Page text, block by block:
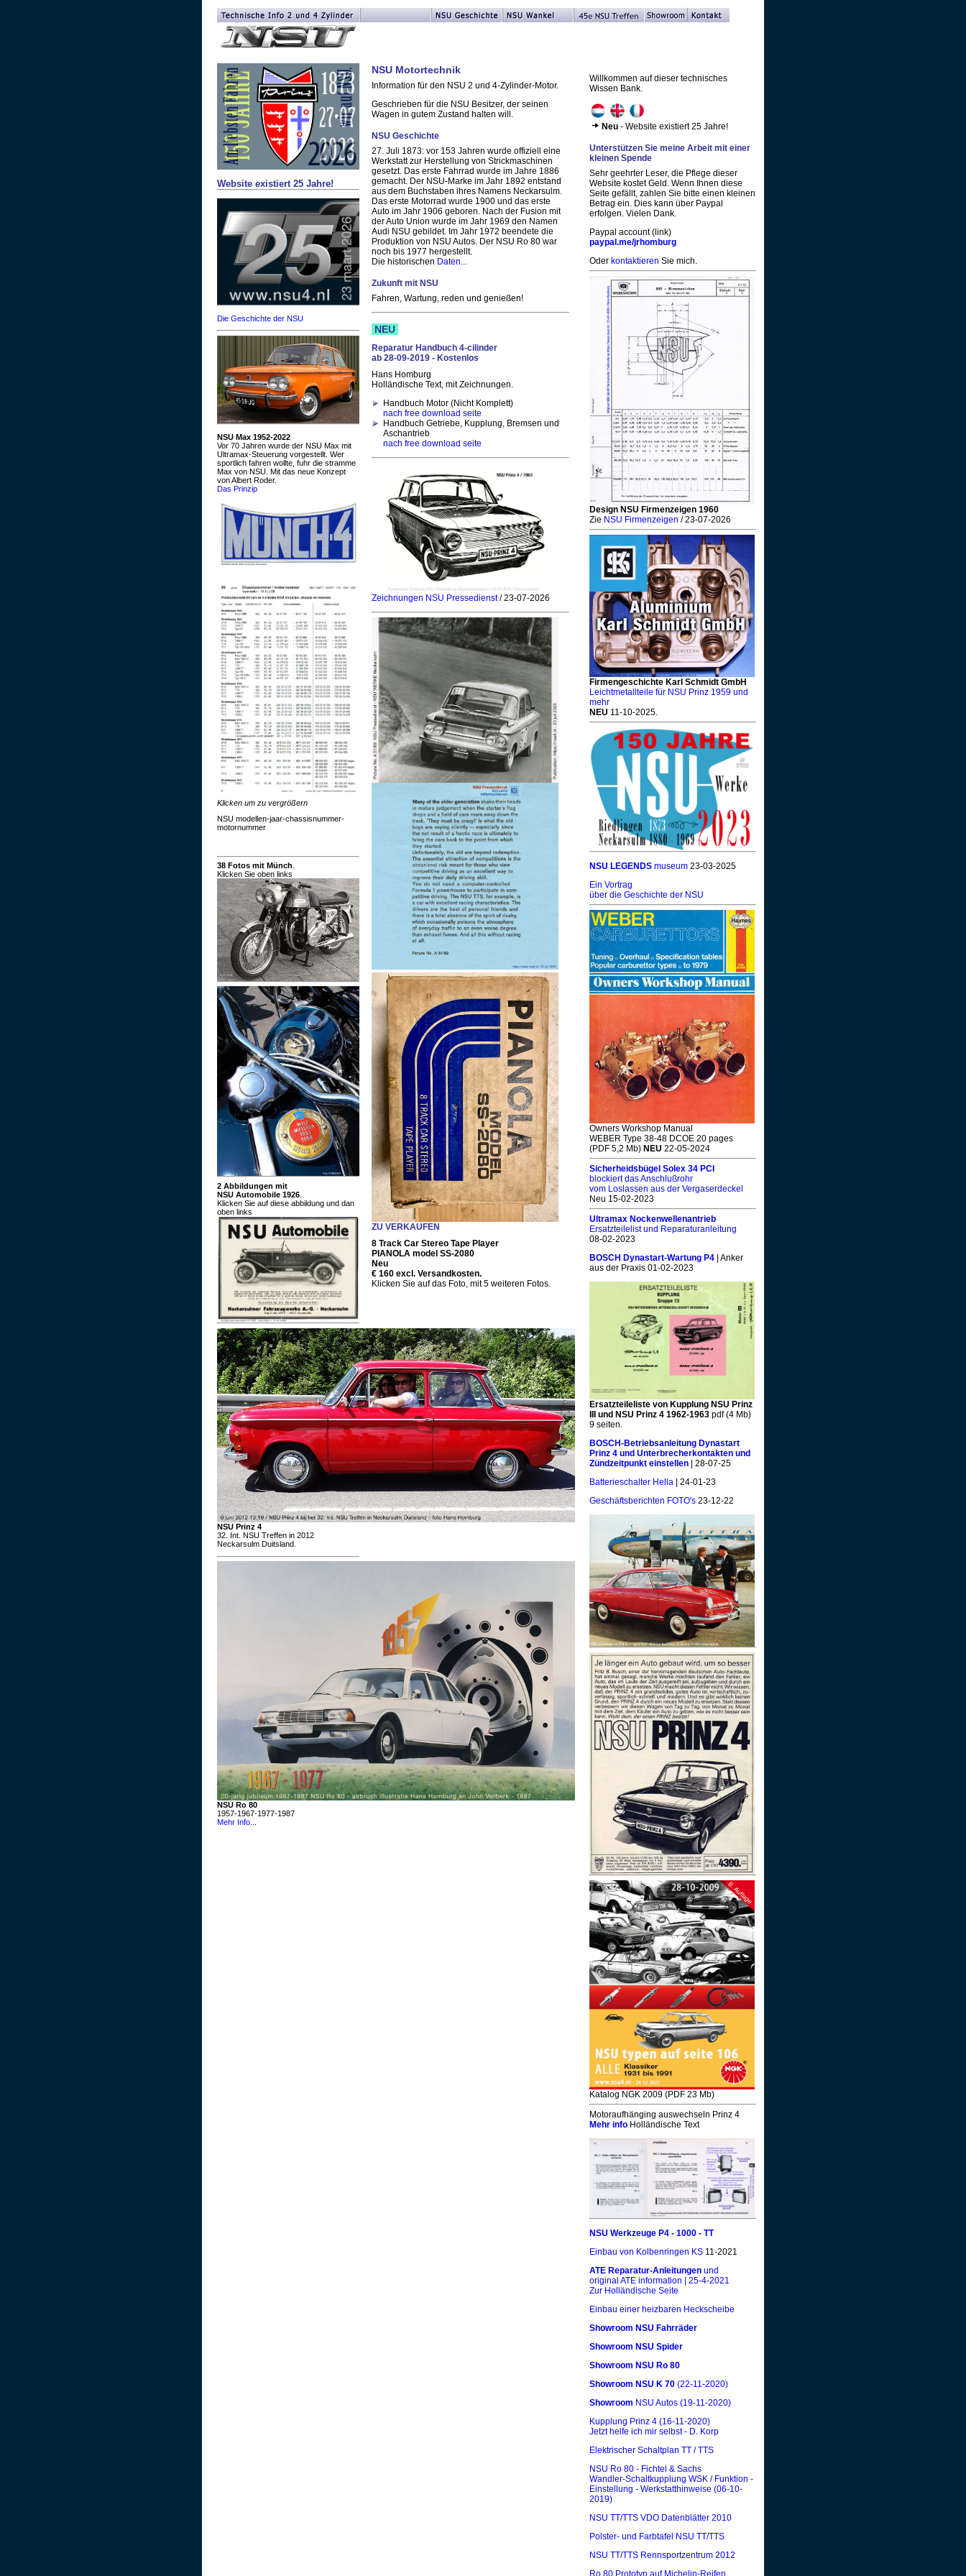
Website existiert 25 Jahre!
Die Geschichte der NSU
NSU Max 1952-2022
Vor 70 Jahren wurde der NSU Max mit
Ultramax-Steuerung vorgestellt. Wer
sportlich fahren wollte, fuhr die stramme
Max von NSU. Mit das neue Konzept
von Albert Roder.
Das Prinzip
Klicken um zu vergrößern
NSU modellen-jaar-chassisnummer-
motornummer
38 Fotos mit Münch.
Klicken Sie oben links
2 Abbildungen mit
NSU Automobile 1926
Klicken Sie auf diese abbildung und dan
oben links
NSU Prinz 4
32. Int. NSU Treffen in 2012
Neckarsulm Duitsland.
NSU Ro 80
1957-1967-1977-1987
Mehr Info...
Willkommen auf dieser technisches
Wissen Bank.
Neu - Website existiert 25 Jahre!
Unterstützen Sie meine Arbeit mit einer
kleinen Spende
Sehr geehrter Leser, die Pflege dieser
Website kostet Geld. Wenn Ihnen diese
Seite gefällt, zahlen Sie bitte einen kleinen
Betrag ein. Dies kann über Paypal
erfolgen. Vielen Dank.
Paypal account (link)
paypal.me/jrhomburg
Oder kontaktieren Sie mich.
Design NSU Firmenzeigen 1960
Zie NSU Firmenzeigen / 23-07-2026
Firmengeschichte Karl Schmidt GmbH
Leichtmetallteile für NSU Prinz 1959 und
mehr
NEU 11-10-2025.
NSU LEGENDS museum 23-03-2025
Ein Vortrag
über die Geschichte der NSU
Owners Workshop Manual
WEBER Type 38-48 DCOE 20 pages
(PDF 5,2 Mb) NEU 22-05-2024
Sicherheidsbügel Solex 34 PCI
blockiert das Anschlußrohr
vom Loslassen aus der Vergaserdeckel
Neu 15-02-2023
Ultramax Nockenwellenantrieb
Ersatzteilelist und Reparaturanleitung
08-02-2023
BOSCH Dynastart-Wartung P4 | Anker
aus der Praxis 01-02-2023
Ersatzteileliste von Kupplung NSU Prinz
III und NSU Prinz 4 1962-1963 pdf (4 Mb)
9 seiten.
BOSCH-Betriebsanleitung Dynastart
Prinz 4 und Unterbrecherkontakten und
Zündzeitpunkt einstellen | 28-07-25
Batterieschalter Hella | 24-01-23
Geschäftsberichten FOTO's 23-12-22
Katalog NGK 2009 (PDF 23 Mb)
Motoraufhänging auswechseln Prinz 4
Mehr info Holländische Text
NSU Werkzeuge P4 - 1000 - TT
Einbau von Kolbenringen KS 11-2021
ATE Reparatur-Anleitungen und
original ATE information | 25-4-2021
Zur Holländische Seite
Einbau einer heizbaren Heckscheibe
Showroom NSU Fahrräder
Showroom NSU Spider
Showroom NSU Ro 80
Showroom NSU K 70 (22-11-2020)
Showroom NSU Autos (19-11-2020)
Kupplung Prinz 4 (16-11-2020)
Jetzt helfe ich mir selbst - D. Korp
Elektrischer Schaltplan TT / TTS
NSU Ro 80 - Fichtel & Sachs
Wandler-Schaltkupplung WSK / Funktion -
Einstellung - Werkstatthinweise (06-10-
2019)
NSU TT/TTS VDO Datenblätter 2010
Polster- und Farbtafel NSU TT/TTS
NSU TT/TTS Rennsportzentrum 2012
Ro 80 Prototyp auf Michelin-Reifen
NSU Motortechnik
Information für den NSU 2 und 4-Zylinder-Motor.
Geschrieben für die NSU Besitzer, der seinen
Wagen in gutem Zustand halten will.
NSU Geschichte
27. Juli 1873: vor 153 Jahren wurde offiziell eine
Werkstatt zur Herstellung von Strickmaschinen
gesetzt. Das erste Fahrrad wurde im Jahre 1886
gemacht. Der NSU-Marke im Jahr 1892 entstand
aus dem Buchstaben ihres Namens Neckarsulm.
Das erste Motorrad wurde 1900 und das erste
Auto im Jahr 1906 geboren. Nach der Fusion mit
der Auto Union wurde im Jahr 1969 den Namen
Audi NSU gebildet. Im Jahr 1972 beendete die
Produktion von NSU Autos. Der NSU Ro 80 war
noch bis 1977 hergestellt.
Die historischen Daten...
Zukunft mit NSU
Fahren, Wartung, reden und genießen!
NEU
Reparatur Handbuch 4-cilinder
ab 28-09-2019 - Kostenlos
Hans Homburg
Holländische Text, mit Zeichnungen.
Handbuch Motor (Nicht Komplett)
nach free download seite
Handbuch Getriebe, Kupplung, Bremsen und
Aschantrieb
nach free download seite
Zeichnungen NSU Pressedienst/ 23-07-2026
ZU VERKAUFEN
8 Track Car Stereo Tape Player
PIANOLA model SS-2080
Neu
€ 160 excl. Versandkosten.
Klicken Sie auf das Foto, mit 5 weiteren Fotos.